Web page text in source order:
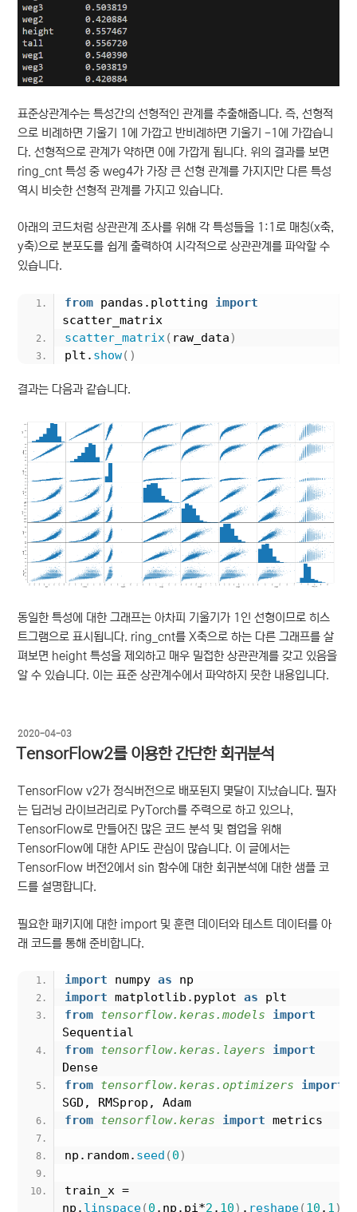
표준상관계수는 특성간의 선형적인 관계를 추출해줍니다. 즉, 선형적
으로 비례하면 기울기 1에 가깝고 반비례하면 기울기 -1에 가깝습니
다. 선형적으로 관계가 약하면 0에 가깝게 됩니다. 위의 결과를 보면
ring_cnt 특성 중 weg4가 가장 큰 선형 관계를 가지지만 다른 특성
역시 비슷한 선형적 관계를 가지고 있습니다.
아래의 코드처럼 상관관계 조사를 위해 각 특성들을 1:1로 매칭(x축,
y축)으로 분포도를 쉽게 출력하여 시각적으로 상관관계를 파악할 수
있습니다.
from pandas.plotting import
scatter_matrix
scatter_matrix( raw_data)
plt. show()
결과는 다음과 같습니다.
동일한 특성에 대한 그래프는 아차피 기울기가 1인 선형이므로 히스
트그램으로 표시됩니다. ring_cnt를 X축으로 하는 다른 그래프를 살
펴보면 height 특성을 제외하고 매우 밀접한 상관관계를 갖고 있음을
알 수 있습니다. 이는 표준 상관계수에서 파악하지 못한 내용입니다.
작
성
일
2020-04-03
TensorFlow2를 이용한 간단한 회귀분석
TensorFlow v2가 정식버전으로 배포된지 몇달이 지났습니다. 필자
는 딥러닝 라이브러리로 PyTorch를 주력으로 하고 있으나,
TensorFlow로 만들어진 많은 코드 분석 및 협업을 위해
TensorFlow에 대한 API도 관심이 많습니다. 이 글에서는
TensorFlow 버전2에서 sin 함수에 대한 회귀분석에 대한 샘플 코
드를 설명합니다.
필요한 패키지에 대한 import 및 훈련 데이터와 테스트 데이터를 아
래 코드를 통해 준비합니다.
import numpy as np
import matplotlib.pyplot as plt
from tensorflow.keras.models import
Sequential
from tensorflow.keras.layers import
Dense
from tensorflow.keras.optimizers import
SGD, RMSprop, Adam
from tensorflow.keras import metrics
np.random. seed (0)
train_x =
np. linspace(0 ,np.pi*2 , 10) . reshape(10 , 1)